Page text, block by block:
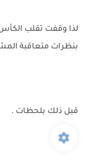
لذا وقفت تقلب
بنظرات متعاقبة
قبل ذلك بلحظات .